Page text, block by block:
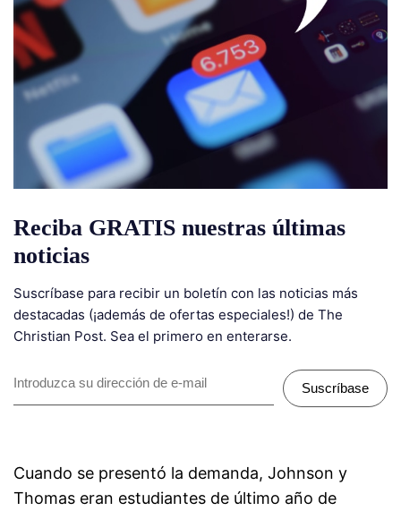
Reciba GRATIS nuestras últimas
noticias
Suscríbase para recibir un boletín con las noticias más
destacadas (¡además de ofertas especiales!) de The
Christian Post. Sea el primero en enterarse.
Suscríbase
Cuando se presentó la demanda, Johnson y
Thomas eran estudiantes de último año de